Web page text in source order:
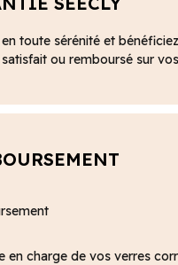
toute sérénité et
ou remboursé sur
en charge de vos verres